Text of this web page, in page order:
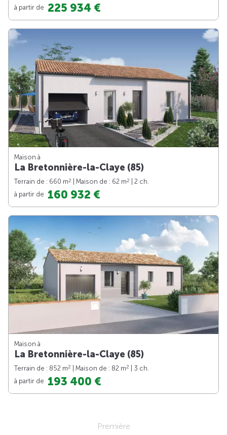
à partir de 225 934 €
Maison à
La Bretonnière-la-Claye (85)
Terrain de : 660 m2 | Maison de : 62 m2
| 2 ch.
à partir de 160 932 €
Maison à
La Bretonnière-la-Claye (85)
Terrain de : 852 m2 | Maison de : 82 m2
| 3 ch.
à partir de 193 400 €
Première